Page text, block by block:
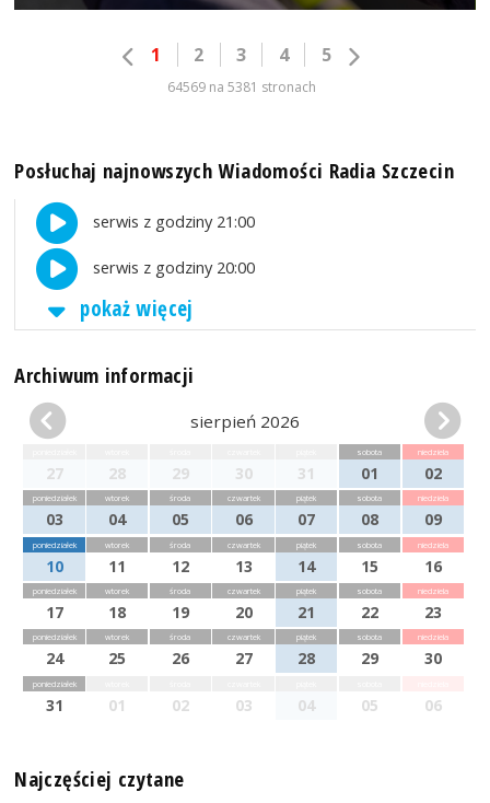
1 2 3 4 5
64569 na 5381 stronach
Posłuchaj najnowszych Wiadomości Radia Szczecin
serwis z godziny 21:00
serwis z godziny 20:00
pokaż więcej
Archiwum informacji
sierpień 2026
27 28 29 30 31
sobota
01
niedziela
02
poniedziałek
03
wtorek
04
środa
05
czwartek
06
piątek
07
sobota
08
niedziela
09
poniedziałek
10
wtorek
11
środa
12
czwartek
13
piątek
14
sobota
15
niedziela
16
poniedziałek
17
wtorek
18
środa
19
czwartek
20
piątek
21
sobota
22
niedziela
23
poniedziałek
24
wtorek
25
środa
26
czwartek
27
piątek
28
sobota
29
niedziela
30
poniedziałek
31 01 02 03 04 05 06
Najczęściej czytane